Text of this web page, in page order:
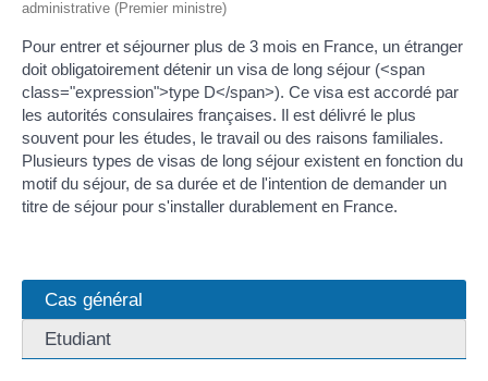
administrative (Premier ministre)
Pour entrer et séjourner plus de 3 mois en France, un étranger
doit obligatoirement détenir un visa de long séjour (<span
class="expression">type D</span>). Ce visa est accordé par
les autorités consulaires françaises. Il est délivré le plus
souvent pour les études, le travail ou des raisons familiales.
Plusieurs types de visas de long séjour existent en fonction du
motif du séjour, de sa durée et de l'intention de demander un
titre de séjour pour s'installer durablement en France.
Cas général
Etudiant